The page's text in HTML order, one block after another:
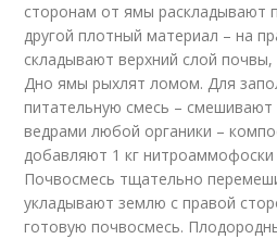
сторонам от ямы раскладывают
другой плотный материал – на
складывают верхний слой
Дно ямы рыхлят ломом. Для
питательную смесь –
ведрами любой органики –
добавляют 1 кг нитроаммофоски
Почвосмесь тщательно
укладывают землю с правой
готовую почвосмесь.